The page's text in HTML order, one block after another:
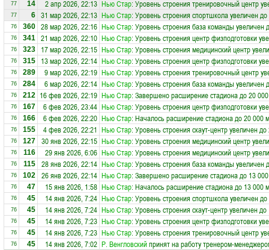
77 14 2 апр 2026, 22:13 Нью Стар: Уровень строения тренировочный центр
77 6 31 мар 2026, 22:13 Нью Стар: Уровень строения спортшкола увеличен
76 360 28 мар 2026, 22:16 Нью Стар: Уровень строения база команды увеличен
76 341 21 мар 2026, 22:10 Нью Стар: Уровень строения центр физподготовки
76 323 17 мар 2026, 22:15 Нью Стар: Уровень строения медицинский центр
76 315 13 мар 2026, 22:14 Нью Стар: Уровень строения центр физподготовки
76 289 9 мар 2026, 22:19 Нью Стар: Уровень строения тренировочный центр
76 284 6 мар 2026, 22:14 Нью Стар: Уровень строения база команды увеличен
76 212 16 фев 2026, 22:19 Нью Стар: Завершено расширение стадиона до 20
76 167 6 фев 2026, 23:44 Нью Стар: Уровень строения центр физподготовки
76 166 6 фев 2026, 22:20 Нью Стар: Началось расширение стадиона до 20 000
76 155 4 фев 2026, 22:21 Нью Стар: Уровень строения скаут-центр увеличен
76 127 30 янв 2026, 22:15 Нью Стар: Уровень строения медицинский центр
76 116 29 янв 2026, 6:06 Нью Стар: Уровень строения медицинский центр
76 115 28 янв 2026, 22:14 Нью Стар: Уровень строения база команды увеличен
76 102 26 янв 2026, 22:14 Нью Стар: Завершено расширение стадиона до 13
76 47 15 янв 2026, 1:58 Нью Стар: Началось расширение стадиона до 13 000
76 45 14 янв 2026, 7:24 Нью Стар: Уровень строения спортшкола увеличен
76 45 14 янв 2026, 7:24 Нью Стар: Уровень строения скаут-центр увеличен
76 45 14 янв 2026, 7:23 Нью Стар: Уровень строения центр физподготовки
76 45 14 янв 2026, 7:23 Нью Стар: Уровень строения тренировочный центр
76 45 14 янв 2026, 7:02 Р. Венгловскийпринят на работу тренером-